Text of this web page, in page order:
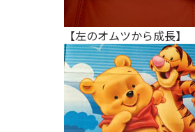
【左のオムツから成長】